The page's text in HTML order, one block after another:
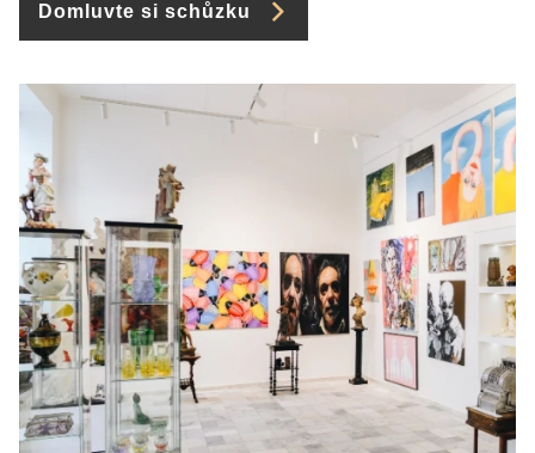
Domluvte si schůzku